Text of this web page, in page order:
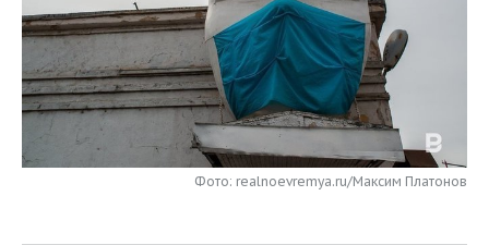
ИНВЕСТИЦИИ
НЕФТЕХИМИЯ
НЕФТЬ
ОПК
НОВОСТИ БИЗНЕСА
РОЗНИЧНАЯ ТОРГОВЛЯ
ТРАНСПОРТ
УСЛУГИ
ТЕХНОЛОГИИ
НОВОСТИ ТЕХНОЛОГИЙ
IT
МЕДИА
МЕРОПРИЯТИЯ
НОВОСТИ МЕРОПРИЯТИЙ
ВЫЕЗДНАЯ РЕДАКЦИЯ
СПОРТ
НОВОСТИ СПОРТА
ОБЩЕСТВО
Фото: realnoevremya.ru/Максим Платонов